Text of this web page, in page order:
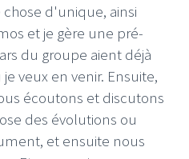
d'unique, ainsi
et je gère une pré-
du groupe aient déjà
veux en venir. Ensuite,
écoutons et discutons
des évolutions ou
et ensuite nous